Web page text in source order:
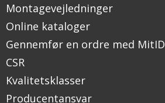
Montagevejledninger
Online kataloger
Gennemfør en ordre med MitID
CSR
Kvalitetsklasser
Producentansvar